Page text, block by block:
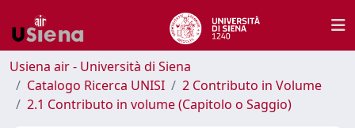
Usiena air - Università di Siena
Catalogo Ricerca UNISI
2 Contributo in Volume
2.1 Contributo in volume (Capitolo o Saggio)